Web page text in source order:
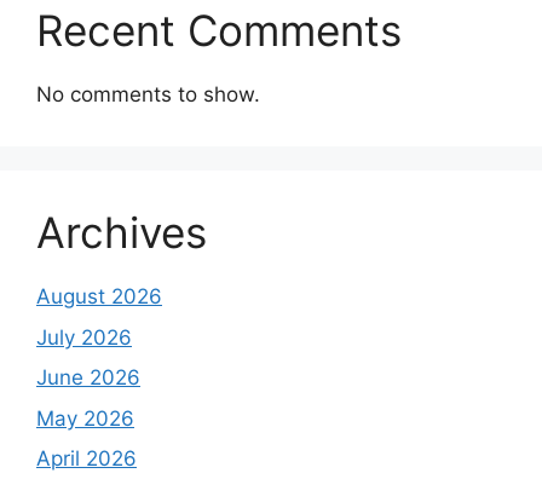
Recent Comments
No comments to show.
Archives
August 2026
July 2026
June 2026
May 2026
April 2026